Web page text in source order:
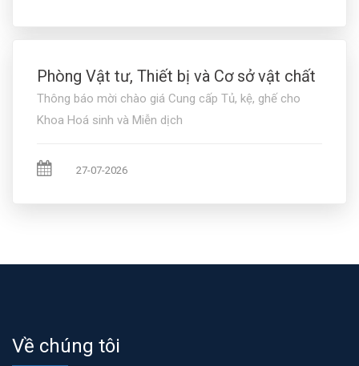
Phòng Vật tư, Thiết bị và Cơ sở vật chất
Thông báo mời chào giá Cung cấp Tủ, kệ, ghế cho
Khoa Hoá sinh và Miễn dịch
27-07-2026
Về chúng tôi